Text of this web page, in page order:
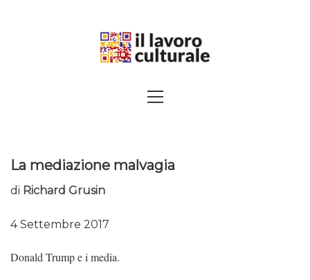
SAPERI, AFFACCIARSI SUL
Menu
La mediazione malvagia
di Richard Grusin
4 Settembre 2017
Donald Trump e i media.